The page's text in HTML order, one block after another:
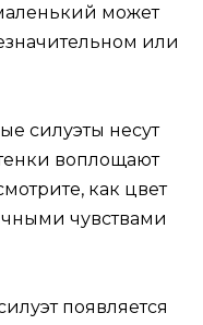
может
или
силуэты несут
воплощают
как цвет
чувствами
появляется